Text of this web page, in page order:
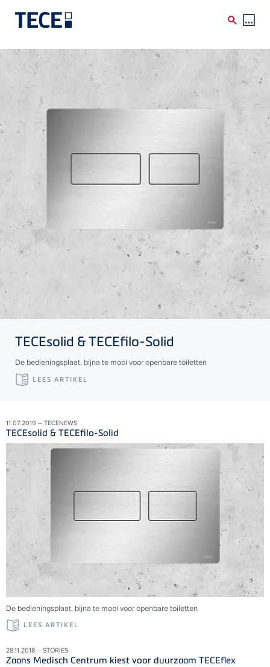
Skip to main content
TECEsolid &TECEfilo-Solid
De bedieningsplaat, bijna te mooi voor openbare toiletten
LEES ARTIKEL
11.07.2019 – TECENEWS
TECEsolid & TECEfilo-Solid
De bedieningsplaat, bijna te mooi voor openbare toiletten
LEES ARTIKEL
28.11.2018 – STORIES
Zaans Medisch Centrum kiest voor duurzaam TECEflex